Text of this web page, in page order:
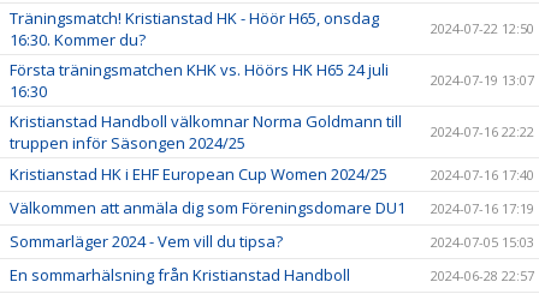
Träningsmatch! Kristianstad HK - Höör H65, onsdag
16:30. Kommer du?
2024-07-22 12:50
Första träningsmatchen KHK vs. Höörs HK H65 24 juli
16:30
2024-07-19 13:07
Kristianstad Handboll välkomnar Norma Goldmann till
truppen inför Säsongen 2024/25
2024-07-16 22:22
Kristianstad HK i EHF European Cup Women 2024/25 2024-07-16 17:40
Välkommen att anmäla dig som Föreningsdomare DU1 2024-07-16 17:19
Sommarläger 2024 - Vem vill du tipsa? 2024-07-05 15:03
En sommarhälsning från Kristianstad Handboll 2024-06-28 22:57